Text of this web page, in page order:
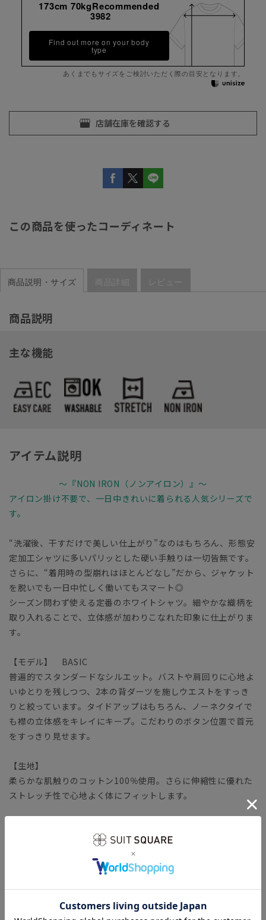
173cm 70kgRecommended
3982
Find out more on your body
type
あくまでもサイズをご検討いただく際の目安となります。
この商品を使ったコーディネート
商品説明・サイズ 商品詳細 レビュー
商品説明
主な機能
アイテム説明
～『NON IRON（ノンアイロン）』～
アイロン掛け不要で、一日中きれいに着られる人気シリーズで
す。
“洗濯後、干すだけで美しい仕上がり”なのはもちろん、形態安
定加工シャツに多いパリッとした硬い手触りは一切皆無です。
さらに、“着用時の型崩れはほとんどなし”だから、ジャケット
を脱いでも一日中忙しく働いてもスマート◎
シーズン問わず使える定番のホワイトシャツ。細やかな織柄を
取り入れることで、立体感が加わりこなれた印象に仕上がりま
す。
【モデル】 BASIC
普遍的でスタンダードなシルエット。バストや肩回りに心地よ
いゆとりを残しつつ、2本の背ダーツを施しウエストをすっき
りと絞っています。タイドアップはもちろん、ノーネクタイで
も襟の立体感をキレイにキープ。こだわりのボタン位置で首元
をすっきり見せます。
【生地】
柔らかな肌触りのコットン100％使用。さらに伸縮性に優れた
ストレッチ性で心地よく体にフィットします。
NON IRON（ノンアイロン）／言葉通り“アイロン掛けが不
要”な、画期的な『NON IRON』ドレスシャツです。コットン
100％のソフトな風合いはそのままに機能性を高めました。脇